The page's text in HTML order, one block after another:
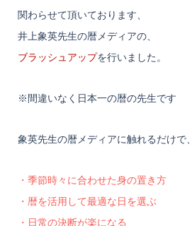
関わらせて頂いております、
井上象英先生の暦メディアの、
ブラッシュアップを行いました。
※間違いなく日本一の暦の先生です
象英先生の暦メディアに触れるだけで、
・季節時々に合わせた身の置き方
・暦を活用して最適な日を選ぶ
・日常の決断が楽になる